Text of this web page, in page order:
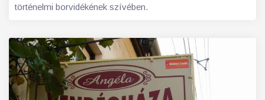
történelmi borvidékének szívében.